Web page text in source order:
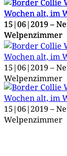
15|06|2019 –
Welpenzimmer
15|06|2019 –
Welpenzimmer
15|06|2019 –
Welpenzimmer
15|06|2019 –
Welpenzimmer